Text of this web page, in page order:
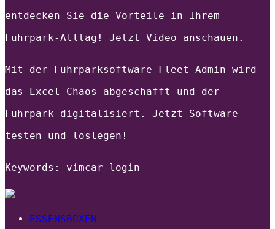
entdecken Sie die Vorteile in Ihrem
Fuhrpark-Alltag! Jetzt Video anschauen.
Mit der Fuhrparksoftware Fleet Admin wird
das Excel-Chaos abgeschafft und der
Fuhrpark digitalisiert. Jetzt Software
testen und loslegen!
Keywords: vimcar login
ESSENSBOXEN